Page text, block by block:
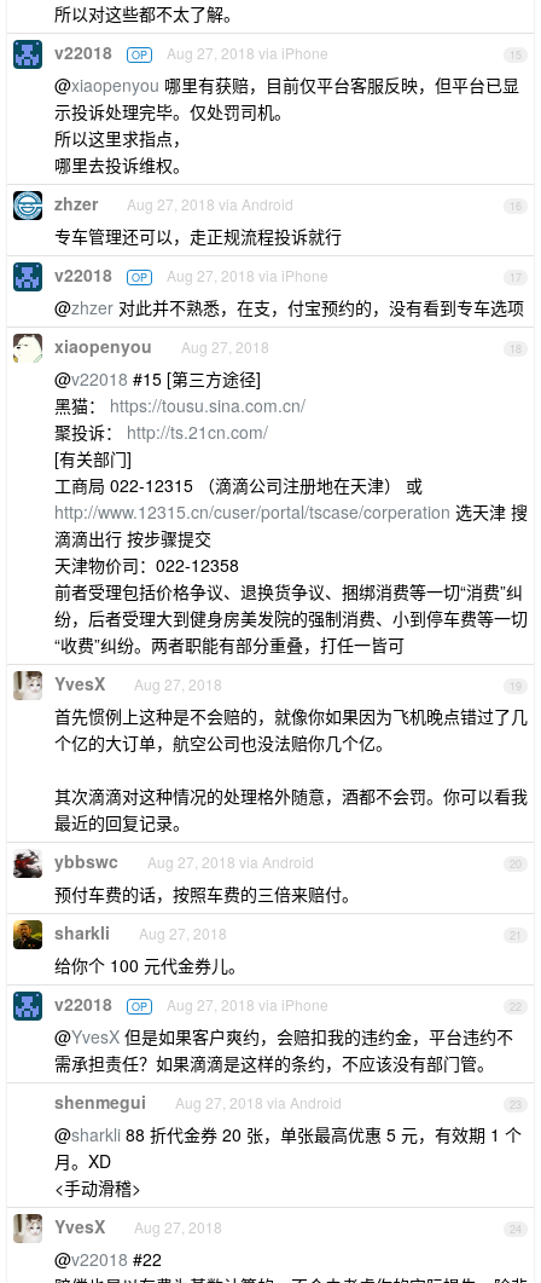
所以对这些都不太了解。
15
v22018 OP Aug 27, 2018 via iPhone
@xiaopenyou 哪里有获赔，目前仅平台客服反映，但平台已显
示投诉处理完毕。仅处罚司机。
所以这里求指点，
哪里去投诉维权。
16
zhzer Aug 27, 2018 via Android
专车管理还可以，走正规流程投诉就行
17
v22018 OP Aug 27, 2018 via iPhone
@zhzer 对此并不熟悉，在支，付宝预约的，没有看到专车选项
18
xiaopenyou Aug 27, 2018
@v22018 #15 [第三方途径]
黑猫： https://tousu.sina.com.cn/
聚投诉： http://ts.21cn.com/
[有关部门]
工商局 022-12315 （滴滴公司注册地在天津） 或
http://www.12315.cn/cuser/portal/tscase/corperation 选天津 搜
滴滴出行 按步骤提交
天津物价司：022-12358
前者受理包括价格争议、退换货争议、捆绑消费等一切“消费”纠
纷，后者受理大到健身房美发院的强制消费、小到停车费等一切
“收费”纠纷。两者职能有部分重叠，打任一皆可
19
YvesX Aug 27, 2018
首先惯例上这种是不会赔的，就像你如果因为飞机晚点错过了几
个亿的大订单，航空公司也没法赔你几个亿。
其次滴滴对这种情况的处理格外随意，酒都不会罚。你可以看我
最近的回复记录。
20
ybbswc Aug 27, 2018 via Android
预付车费的话，按照车费的三倍来赔付。
21
sharkli Aug 27, 2018
给你个 100 元代金券儿。
22
v22018 OP Aug 27, 2018 via iPhone
@YvesX 但是如果客户爽约，会赔扣我的违约金，平台违约不
需承担责任？如果滴滴是这样的条约，不应该没有部门管。
23
shenmegui Aug 27, 2018 via Android
@sharkli 88 折代金券 20 张，单张最高优惠 5 元，有效期 1 个
月。XD
<手动滑稽>
24
YvesX Aug 27, 2018
@v22018 #22